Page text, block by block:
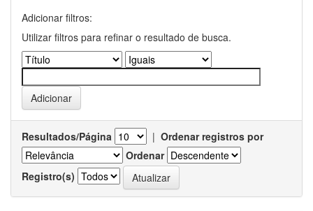
Adicionar filtros:
Utilizar filtros para refinar o resultado de busca.
Resultados/Página | Ordenar registros por
Ordenar
Registro(s)